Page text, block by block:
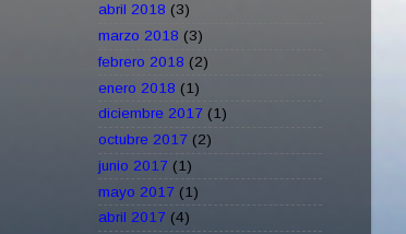
abril 2018 (3)
marzo 2018 (3)
febrero 2018 (2)
enero 2018 (1)
diciembre 2017 (1)
octubre 2017 (2)
junio 2017 (1)
mayo 2017 (1)
abril 2017 (4)